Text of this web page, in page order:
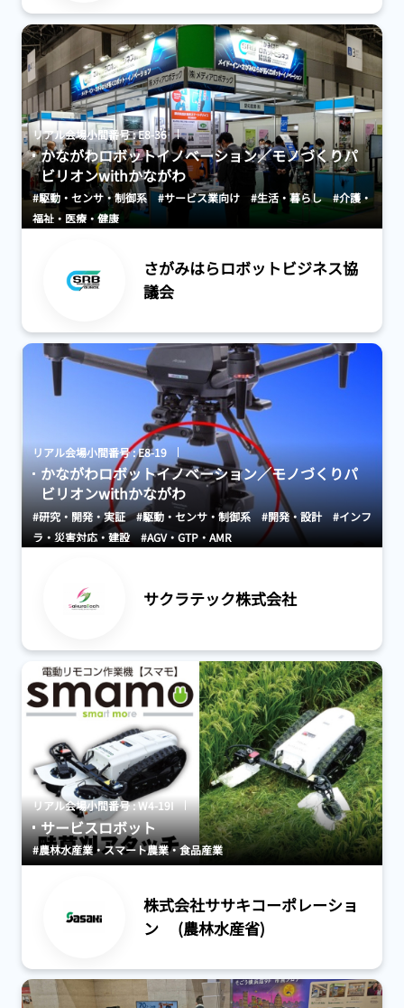
リアル会場小間番号 : E8-36
かながわロボットイノベーション／モノづくりパ
ビリオンwithかながわ
#駆動・センサ・制御系 #サービス業向け #生活・暮らし
#介護・
福祉・医療・健康
さがみはらロボットビジネス協
議会
リアル会場小間番号 : E8-19
かながわロボットイノベーション／モノづくりパ
ビリオンwithかながわ
#研究・開発・実証 #駆動・センサ・制御系 #開発・設計
#インフ
ラ・災害対応・建設
#AGV・GTP・AMR
サクラテック株式会社
リアル会場小間番号 : W4-19I
サービスロボット
#農林水産業・スマート農業・食品産業
株式会社ササキコーポレーショ
ン (農林水産省)